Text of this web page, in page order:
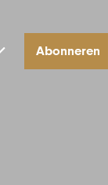
Abonneren